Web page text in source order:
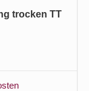
trocken TT